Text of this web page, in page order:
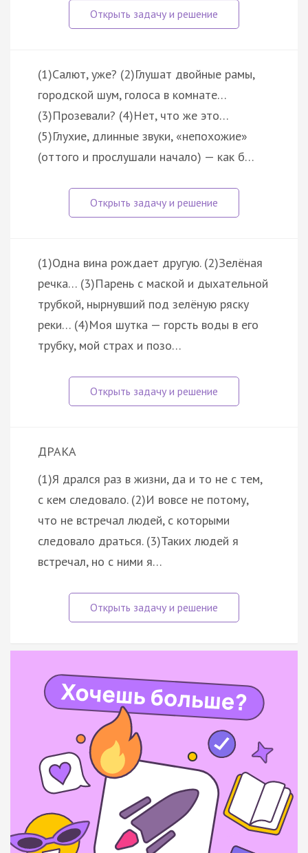
(1)Салют, уже? (2)Глушат двойные рамы,
городской шум, голоса в комнате…
(3)Прозевали? (4)Нет, что же это…
(5)Глухие, длинные звуки, «непохожие»
(оттого и прослушали начало) — как б…
(1)Одна вина рождает другую. (2)Зелёная
речка… (3)Парень с маской и дыхательной
трубкой, нырнувший под зелёную ряску
реки… (4)Моя шутка — горсть воды в его
трубку, мой страх и позо…
ДРАКА
(1)Я дрался раз в жизни, да и то не с тем,
с кем следовало. (2)И вовсе не потому,
что не встречал людей, с которыми
следовало драться. (3)Таких людей я
встречал, но с ними я…